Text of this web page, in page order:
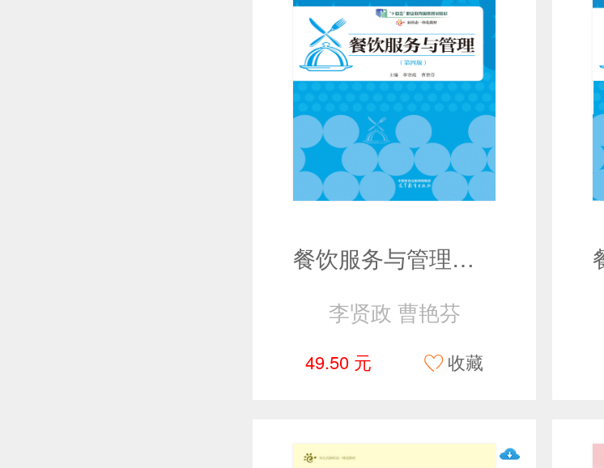
餐饮服务与管理（第四版）
李贤政 曹艳芬
49.50 元 收藏